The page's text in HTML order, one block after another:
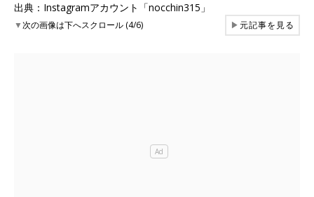
出典：Instagramアカウント「nocchin315」
▼次の画像は下へスクロール (4/6) ▶元記事を見る